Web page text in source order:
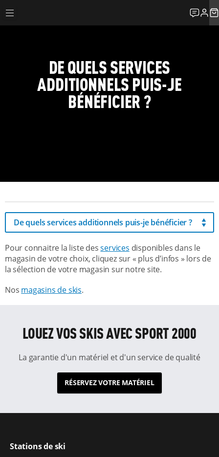
DE QUELS SERVICES
ADDITIONNELS PUIS-JE
BÉNÉFICIER ?
De quels services additionnels puis-je bénéficier ?
Pour connaitre la liste desservices disponibles dans le
magasin de votre choix, cliquez sur « plus d’infos » lors de
la sélection de votre magasin sur notre site.
Nos magasins de skis.
LOUEZ VOS SKIS AVEC SPORT 2000
La garantie d'un matériel et d'un service de qualité
RÉSERVEZ VOTRE MATÉRIEL
Stations de ski